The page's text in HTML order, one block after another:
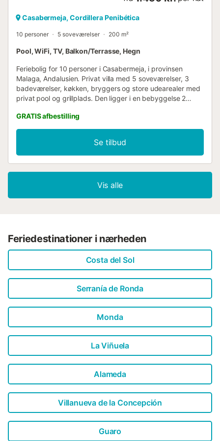
Casabermeja, Cordillera Penibética
10 personer 5 soveværelser 200 m²
Pool, WiFi, TV, Balkon/Terrasse, Hegn
Feriebolig for 10 personer i Casabermeja, i provinsen
Malaga, Andalusien. Privat villa med 5 soveværelser, 3
badeværelser, køkken, bryggers og store udearealer med
privat pool og grillplads. Den ligger i en bebyggelse 2
supermarkeder, restauranter, butikker, sundhedscenter,
apotek og alt, hvad du måtte have brug for til en
behagelig ferie. Den ligger også 20 minutter fra Malaga og
dens strande, en halv time fra Costa del Sol og lufthavnen.
På den indre side kan vi nå Antequera på 25 minutter,
kombinere en afslappende ferie og samtidig nyde
Andalusiens største attraktioner....
GRATIS afbestilling
Se tilbud
Vis alle
Feriedestinationer i nærheden
Costa del Sol
Serranía de Ronda
Monda
La Viñuela
Alameda
Villanueva de la Concepción
Guaro